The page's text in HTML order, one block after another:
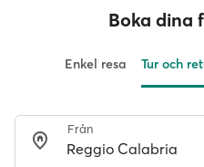
Boka dina
Enkel resa Tur och
Från